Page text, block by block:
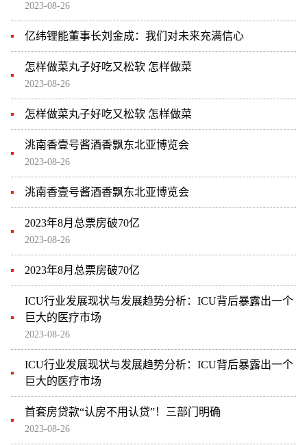
2023-08-26
亿纬锂能董事长刘金成：我们对未来充满信心
怎样做菜丸子好吃又松软 怎样做菜
2023-08-26
怎样做菜丸子好吃又松软 怎样做菜
洮南香壹号酱酒香飘东北亚博览会
2023-08-26
洮南香壹号酱酒香飘东北亚博览会
2023年8月总票房破70亿
2023-08-26
2023年8月总票房破70亿
ICU行业发展现状与发展趋势分析：ICU背后暴露出一个
巨大的医疗市场
2023-08-26
ICU行业发展现状与发展趋势分析：ICU背后暴露出一个
巨大的医疗市场
首套房贷款“认房不用认贷”！三部门明确
2023-08-26